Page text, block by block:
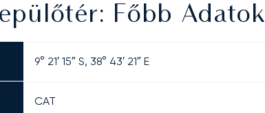
Főbb Adatok
9° 21′ 15″ S, 38° 43′ 21″ E
CAT